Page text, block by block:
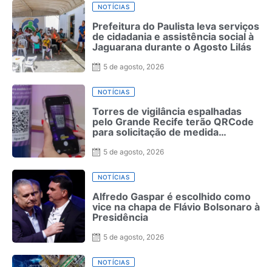
NOTÍCIAS
Prefeitura do Paulista leva serviços
de cidadania e assistência social à
Jaguarana durante o Agosto Lilás
5 de agosto, 2026
NOTÍCIAS
Torres de vigilância espalhadas
pelo Grande Recife terão QRCode
para solicitação de medida
5 de agosto, 2026
NOTÍCIAS
Alfredo Gaspar é escolhido como
vice na chapa de Flávio Bolsonaro à
Presidência
5 de agosto, 2026
NOTÍCIAS